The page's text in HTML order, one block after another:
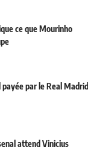
ce que Mourinho
par le Real Madrid
attend Vinicius